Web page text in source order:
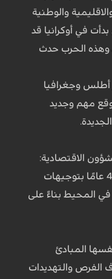
والوطنية
في أوكرانيا قد
وهذه الحرب حدث
أطلس وجغرافيا
مهم وجديد
الاقتصادية:
تتمتع إيران بهدوء منذ أكثر من 40 عامًا بتوجيهات
في المحيط بناءً على
المبادئ
الفرص والتهديدات